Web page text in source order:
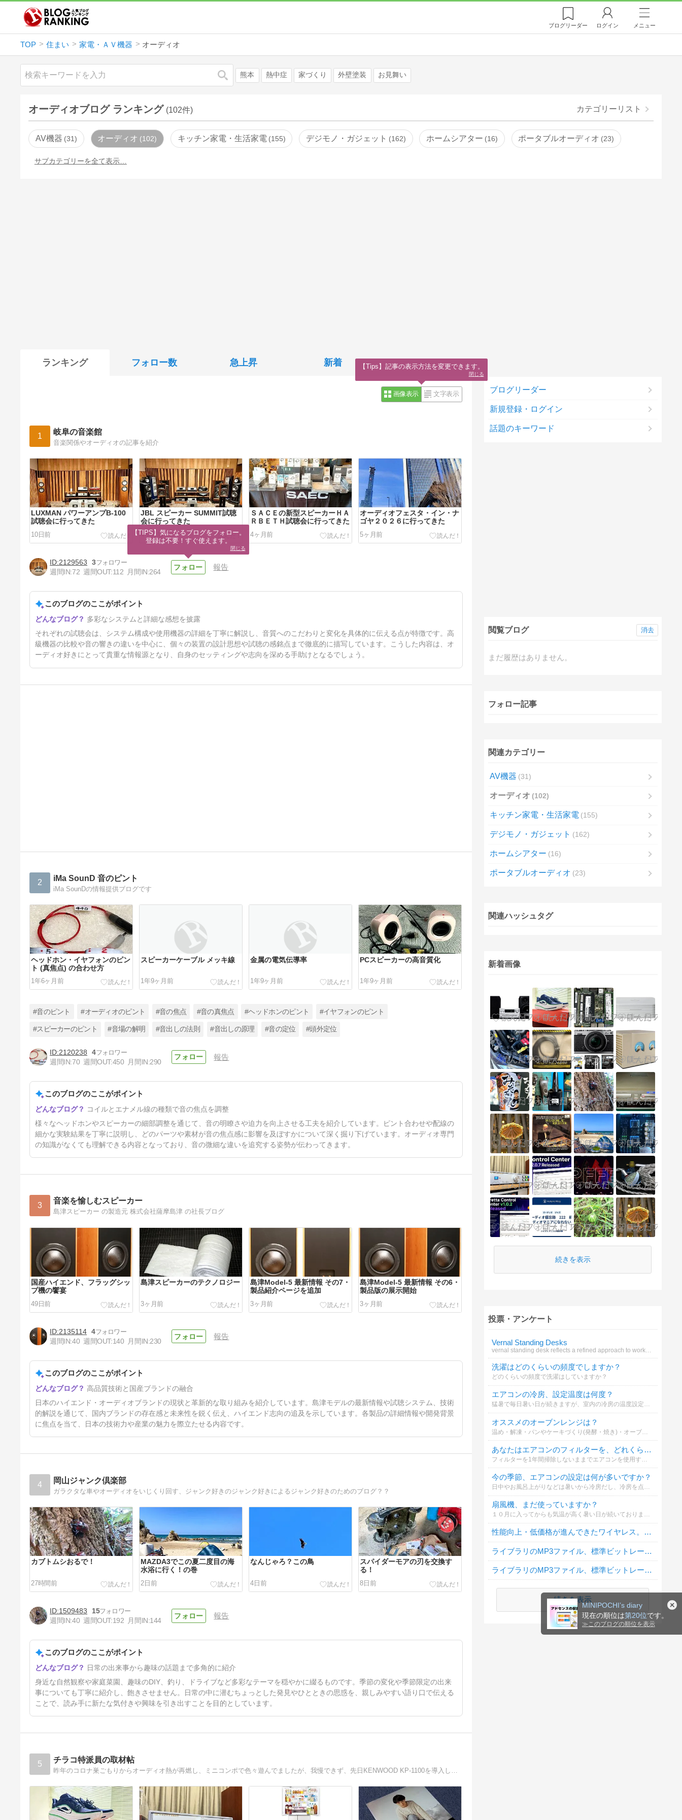
MINIPOCHI’s diary
現在の順位は第20位です。
≫ このブログの順位を表示
ブログリーダー ログイン メニュー
TOP 住まい 家電・ＡＶ機器 オーディオ
検索 熊本 熱中症 家づくり 外壁塗装 お見舞い
オーディオブログ ランキング (102件) カテゴリーリスト
AV機器 31 オーディオ 102 キッチン家電・生活家電 155 デジモノ・ガジェット 162 ホームシアター 16 ポータブルオーディオ 23
サブカテゴリーを全て表示…
ランキング フォロー数 急上昇 新着
画像表示 文字表示
1 岐阜の音楽館
音楽関係やオーディオの記事を紹介
LUXMAN パワーアンプB-100
試聴会に行ってきた
10日前
JBL スピーカー SUMMIT試聴
会に行ってきた
4ヶ月前
ＳＡＣＥの新型スピーカーＨＡ
ＲＢＥＴＨ試聴会に行ってきた
4ヶ月前
オーディオフェスタ・イン・ナ
ゴヤ２０２６に行ってきた
5ヶ月前
ステラ主催の「TechDAS &
VIVIDaudio試聴会」に行って
6ヶ月前
2129563
3
週間IN:72 週間OUT:112 月間IN:264
報告
このブログのここがポイント
多彩なシステムと詳細な感想を披露
それぞれの試聴会は、システム構成や使用機器の詳細を丁寧に解説し、音質へのこだわりと変化を具体的に伝える点が特徴です。高
級機器の比較や音の響きの違いを中心に、個々の装置の設計思想や試聴の感銘点まで徹底的に描写しています。こうした内容は、オ
ーディオ好きにとって貴重な情報源となり、自身のセッティングや志向を深める手助けとなるでしょう。
2 iMa SounD 音のピント
iMa SounDの情報提供ブログです
ヘッドホン・イヤフォンのピン
ト (真焦点) の合わせ方
1年6ヶ月前
スピーカーケーブル メッキ線
1年9ヶ月前
金属の電気伝導率
1年9ヶ月前
PCスピーカーの高音質化
1年9ヶ月前
CDラジカセ等の高音質化
#音のピント #オーディオのピント #音の焦点 #音の真焦点 #ヘッドホンのピント #イヤフォンのピント
#スピーカーのピント #音場の解明 #音出しの法則 #音出しの原理 #音の定位 #頭外定位
2120238
4
週間IN:70 週間OUT:450 月間IN:290
報告
このブログのここがポイント
コイルとエナメル線の種類で音の焦点を調整
様々なヘッドホンやスピーカーの細部調整を通じて、音の明瞭さや迫力を向上させる工夫を紹介しています。ピント合わせや配線の
細かな実験結果を丁寧に説明し、どのパーツや素材が音の焦点感に影響を及ぼすかについて深く掘り下げています。オーディオ専門
の知識がなくても理解できる内容となっており、音の微細な違いを追究する姿勢が伝わってきます。
3 音楽を愉しむスピーカー
島津スピーカー の製造元 株式会社薩摩島津 の社長ブログ
国産ハイエンド、フラッグシッ
プ機の饗宴
49日前
島津スピーカーのテクノロジー
3ヶ月前
島津Model-5 最新情報 その7・
製品紹介ページを追加
3ヶ月前
島津Model-5 最新情報 その6・
製品版の展示開始
3ヶ月前
島津Model-5 最新情報 その5・
デモ機入れ替わります
4ヶ月前
2135114 4
週間IN:40 週間OUT:140 月間IN:230
報告
このブログのここがポイント
高品質技術と国産ブランドの融合
日本のハイエンド・オーディオブランドの現状と革新的な取り組みを紹介しています。島津モデルの最新情報や試聴システム、技術
的解説を通じて、国内ブランドの存在感と未来性を鋭く伝え、ハイエンド志向の追及を示しています。各製品の詳細情報や開発背景
に焦点を当て、日本の技術力や産業の魅力を際立たせる内容です。
4 岡山ジャンク倶楽部
ガラクタな車やオーディオをいじくり回す、ジャンク好きのジャンク好きによるジャンク好きのためのブログ？？
カブトムシおるで！
27時間前
MAZDA3でこの夏二度目の海
水浴に行く！の巻
2日前
なんじゃろ？この鳥
4日前
スパイダーモアの刃を交換す
る！
8日前
MAZDA3で海水浴に行く！の
巻
16日前
1509483
15
週間IN:40 週間OUT:192 月間IN:144
報告
このブログのここがポイント
日常の出来事から趣味の話題まで多角的に紹介
身近な自然観察や家庭菜園、趣味のDIY、釣り、ドライブなど多彩なテーマを穏やかに綴るものです。季節の変化や季節限定の出来
事についても丁寧に紹介し、飽きさせません。日常の中に潜むちょっとした発見やひとときの思惑を、親しみやすい語り口で伝える
ことで、読み手に新たな気付きや興味を引き出すことを目的としています。
5 チラコ特派員の取材帖
ブログリーダー
新規登録・ログイン
話題のキーワード
閲覧ブログ
まだ履歴はありません。
消去
フォロー記事
関連カテゴリー
AV機器 31
オーディオ 102
キッチン家電・生活家電 155
デジモノ・ガジェット 162
ホームシアター 16
ポータブルオーディオ 23
関連ハッシュタグ
新着画像
続きを表示
投票・アンケート
Vernal Standing Desks
vernal standing desk reflects a refined approach to workspace design.
洗濯はどのくらいの頻度でしますか？
どのくらいの頻度で洗濯はしていますか？
エアコンの冷房、設定温度は何度？
猛暑で毎日暑い日が続きますが、室内の冷房の温度設定は何度にしてますか？（通常一番多く設定している温度は）
オススメのオーブンレンジは？
あなたはエアコンのフィルターを、どれくらいの頻度で掃除していますか？
今の季節、エアコンの設定は何が多いですか？
日中やお風呂上がりなどは暑いから冷房だし、冷房を点けて寝てると夜中や明け方は寒いから暖房に切り替えたりで大変です。 今年は特に気温が高いから本当に設定が難しいですね。
扇風機、まだ使っていますか？
１０月に入ってからも気温が高く暑い日が続いておりますが、お宅は扇風機をまだ使っていますか？
性能向上・低価格が進んできたワイヤレス。 あなた的に アリ? なし?
ライブラリのMP3ファイル、標準ビットレートは？
ライブラリのMP3ファイル、標準ビットレートは？
続きを表示
【TIPS】気になるブログをフォロー。
登録は不要！すぐ使えます。
閉じる
【Tips】記事の表示方法を変更できます。
閉じる